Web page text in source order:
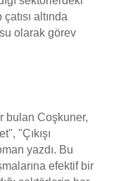
altında
olarak görev
bulan Coşkuner,
"Çıkışı
yazdı. Bu
efektif bir